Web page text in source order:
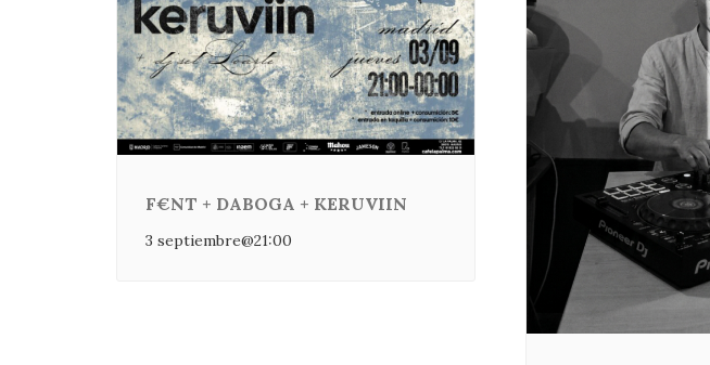
F€NT + DABOGA + KERUVIIN
3 septiembre@21:00